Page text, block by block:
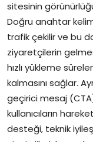
sitesinin
Doğru anahtar
trafik çekilir ve bu
ziyaretçilerin
hızlı yükleme
kalmasını sağlar.
geçirici mesaj
kullanıcıların
desteği, teknik